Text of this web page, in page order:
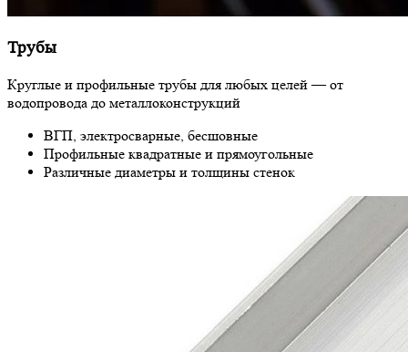
Трубы
Круглые и профильные трубы для любых целей — от
водопровода до металлоконструкций
ВГП, электросварные, бесшовные
Профильные квадратные и прямоугольные
Различные диаметры и толщины стенок